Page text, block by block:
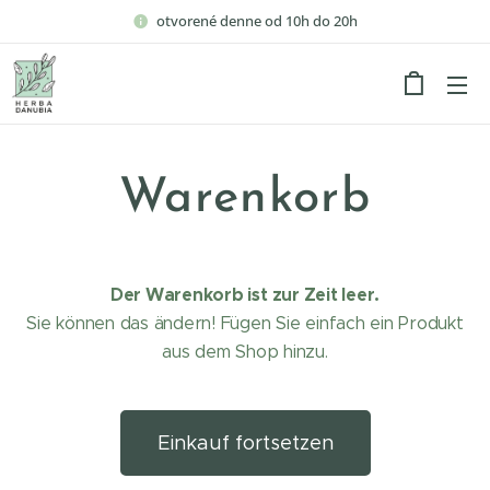
otvorené denne od 10h do 20h
Warenkorb
Der Warenkorb ist zur Zeit leer.
Sie können das ändern! Fügen Sie einfach ein Produkt
aus dem Shop hinzu.
Einkauf fortsetzen